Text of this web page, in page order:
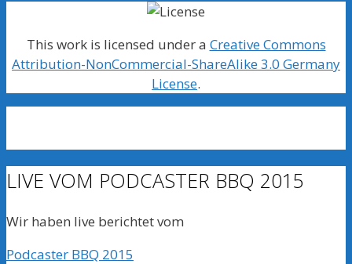
This work is licensed under a Creative Commons
Attribution-NonCommercial-ShareAlike 3.0 Germany
License.
LIVE VOM PODCASTER BBQ 2015
Wir haben live berichtet vom
Podcaster BBQ 2015